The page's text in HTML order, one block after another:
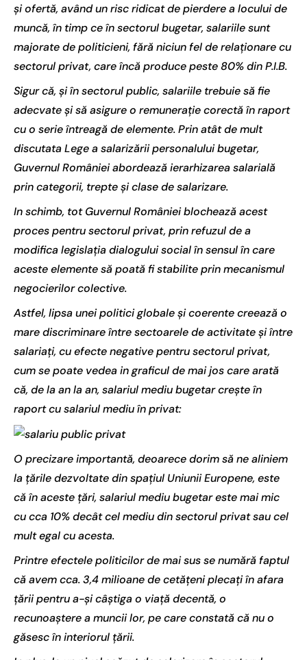
şi ofertă, având un risc ridicat de pierdere a locului de
muncă, în timp ce în sectorul bugetar, salariile sunt
majorate de politicieni, fără niciun fel de relaţionare cu
sectorul privat, care încă produce peste 80% din P.I.B.
Sigur că, şi în sectorul public, salariile trebuie să fie
adecvate şi să asigure o remuneraţie corectă în raport
cu o serie întreagă de elemente. Prin atât de mult
discutata Lege a salarizării personalului bugetar,
Guvernul României abordează ierarhizarea salarială
prin categorii, trepte şi clase de salarizare.
In schimb, tot Guvernul României blochează acest
proces pentru sectorul privat, prin refuzul de a
modifica legislaţia dialogului social în sensul în care
aceste elemente să poată fi stabilite prin mecanismul
negocierilor colective.
Astfel, lipsa unei politici globale şi coerente creează o
mare discriminare între sectoarele de activitate şi între
salariaţi, cu efecte negative pentru sectorul privat,
cum se poate vedea in graficul de mai jos care arată
că, de la an la an, salariul mediu bugetar creşte în
raport cu salariul mediu în privat:
O precizare importantă, deoarece dorim să ne aliniem
la ţările dezvoltate din spaţiul Uniunii Europene, este
că în aceste ţări, salariul mediu bugetar este mai mic
cu cca 10% decât cel mediu din sectorul privat sau cel
mult egal cu acesta.
Printre efectele politicilor de mai sus se numără faptul
că avem cca. 3,4 milioane de cetăţeni plecaţi în afara
ţării pentru a-şi câştiga o viaţă decentă, o
recunoaştere a muncii lor, pe care constată că nu o
găsesc în interiorul ţării.